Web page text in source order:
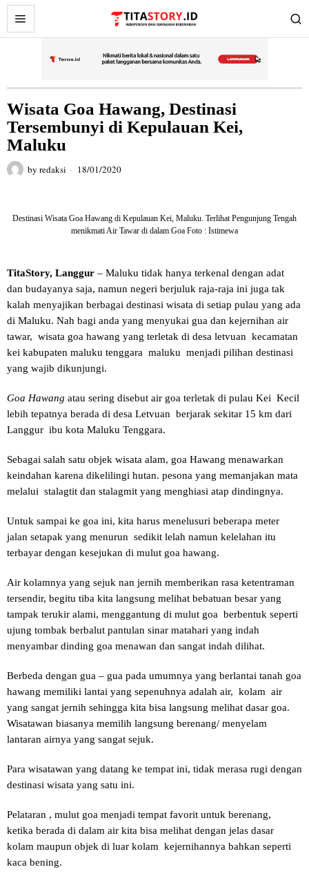
Wisata Goa Hawang, Destinasi
Tersembunyi di Kepulauan Kei,
Maluku
by redaksi 18/01/2020
Destinasi Wisata Goa Hawang di Kepulauan Kei, Maluku. Terlihat Pengunjung Tengah
menikmati Air Tawar di dalam Goa Foto : Istimewa
TitaStory, Langgur – Maluku tidak hanya terkenal dengan adat
dan budayanya saja, namun negeri berjuluk raja-raja ini juga tak
kalah menyajikan berbagai destinasi wisata di setiap pulau yang ada
di Maluku. Nah bagi anda yang menyukai gua dan kejernihan air
tawar, wisata goa hawang yang terletak di desa letvuan kecamatan
kei kabupaten maluku tenggara maluku menjadi pilihan destinasi
yang wajib dikunjungi.
Goa Hawang atau sering disebut air goa terletak di pulau Kei Kecil
lebih tepatnya berada di desa Letvuan berjarak sekitar 15 km dari
Langgur ibu kota Maluku Tenggara.
Sebagai salah satu objek wisata alam, goa Hawang menawarkan
keindahan karena dikelilingi hutan. pesona yang memanjakan mata
melalui stalagtit dan stalagmit yang menghiasi atap dindingnya.
Untuk sampai ke goa ini, kita harus menelusuri beberapa meter
jalan setapak yang menurun sedikit lelah namun kelelahan itu
terbayar dengan kesejukan di mulut goa hawang.
Air kolamnya yang sejuk nan jernih memberikan rasa ketentraman
tersendir, begitu tiba kita langsung melihat bebatuan besar yang
tampak terukir alami, menggantung di mulut goa berbentuk seperti
ujung tombak berbalut pantulan sinar matahari yang indah
menyambar dinding goa menawan dan sangat indah dilihat.
Berbeda dengan gua – gua pada umumnya yang berlantai tanah goa
hawang memiliki lantai yang sepenuhnya adalah air, kolam air
yang sangat jernih sehingga kita bisa langsung melihat dasar goa.
Wisatawan biasanya memilih langsung berenang/ menyelam
lantaran airnya yang sangat sejuk.
Para wisatawan yang datang ke tempat ini, tidak merasa rugi dengan
destinasi wisata yang satu ini.
Pelataran , mulut goa menjadi tempat favorit untuk berenang,
ketika berada di dalam air kita bisa melihat dengan jelas dasar
kolam maupun objek di luar kolam kejernihannya bahkan seperti
kaca bening.